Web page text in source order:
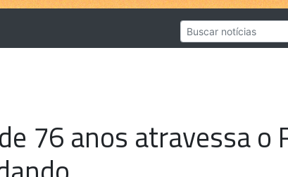
76 anos atravessa o